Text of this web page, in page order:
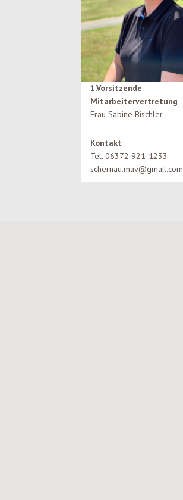
1.Vorsitzende
Mitarbeitervertretung
Frau Sabine Bischler
Kontakt
Tel. 06372 921-1233
schernau.mav@gmail.com